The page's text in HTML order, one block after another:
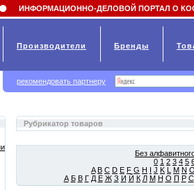
value
Рубрикатор товаров
Без
0 1 2 3 4 5
A B C D E F G H I J K L M N
А Б В Г Д Е Ж З И Й К Л М Н О П Р С
ИНФОРМАЦИОННО-ДЕЛОВОЙ ПОРТАЛ О
Производители Бренды
рекомендовать партнеру